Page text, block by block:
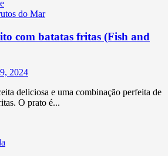
do Mar
com batatas fritas (Fish and
2024
deliciosa e uma combinação perfeita de
O prato é...